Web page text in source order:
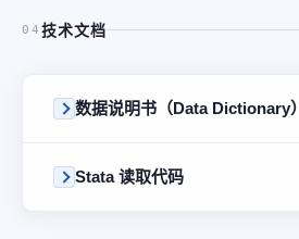
04 技术文档
数据说明书（Data Dictionary）
Stata 读取代码